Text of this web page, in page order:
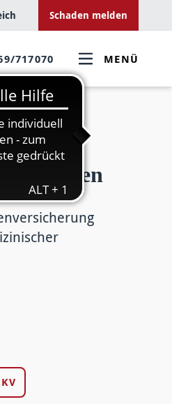
Schaden melden
717070 MENÜ
München